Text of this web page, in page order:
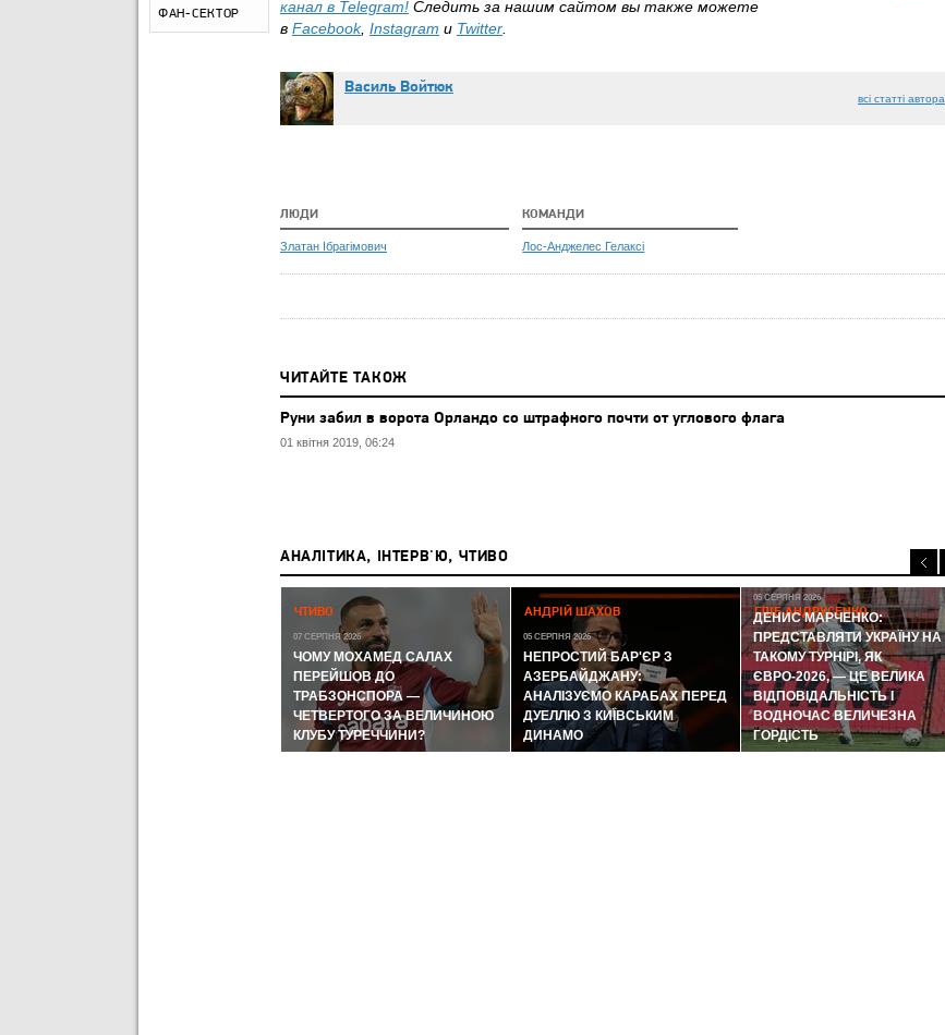
ФАН-СЕКТОР
канал в Telegram! Следить за нашим сайтом вы также можете
в Facebook, Instagram и Twitter
Василь Войтюк
всі статті автора
ЛЮДИ
Златан Ібрагімович
КОМАНДИ
Лос-Анджелес Гелаксі
ЧИТАЙТЕ ТАКОЖ
Руни забил в ворота Орландо со штрафного почти от углового флага
01 квітня 2019, 06:24
АНАЛІТИКА, ІНТЕРВ'Ю, ЧТИВО
ЧТИВО
07 СЕРПНЯ 2026
ЧОМУ МОХАМЕД САЛАХ
ПЕРЕЙШОВ ДО
ТРАБЗОНСПОРА —
ЧЕТВЕРТОГО ЗА ВЕЛИЧИНОЮ
КЛУБУ ТУРЕЧЧИНИ?
АНДРІЙ ШАХОВ
05 СЕРПНЯ 2026
НЕПРОСТИЙ БАР'ЄР З
АЗЕРБАЙДЖАНУ:
АНАЛІЗУЄМО КАРАБАХ ПЕРЕД
ДУЕЛЛЮ З КИЇВСЬКИМ
ДИНАМО
ГЛІБ АНДРУСЕНКО
05 СЕРПНЯ 2026
ДЕНИС МАРЧЕНКО:
ПРЕДСТАВЛЯТИ УКРАЇНУ НА
ТАКОМУ ТУРНІРІ, ЯК
ЄВРО-2026, — ЦЕ ВЕЛИКА
ВІДПОВІДАЛЬНІСТЬ І
ВОДНОЧАС ВЕЛИЧЕЗНА
ГОРДІСТЬ